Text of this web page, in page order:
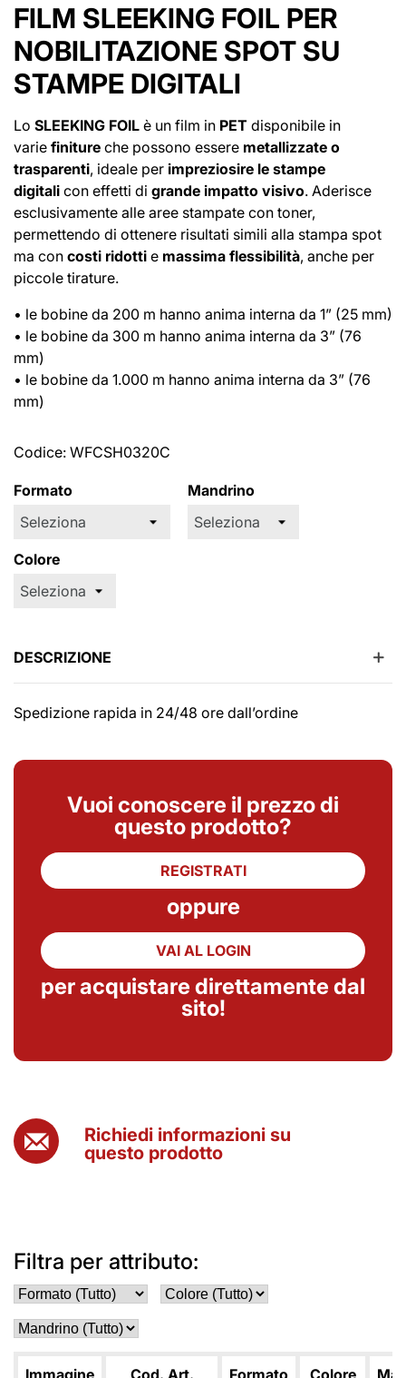
FILM SLEEKING FOIL PER
NOBILITAZIONE SPOT SU
STAMPE DIGITALI
Lo SLEEKING FOIL è un film in PET disponibile in
varie finiture che possono essere metallizzate o
trasparenti, ideale per impreziosire le stampe
digitali con effetti di grande impatto visivo. Aderisce
esclusivamente alle aree stampate con toner,
permettendo di ottenere risultati simili alla stampa spot
ma con costi ridotti e massima flessibilità, anche per
piccole tirature.
• le bobine da 200 m hanno anima interna da 1” (25 mm)
• le bobine da 300 m hanno anima interna da 3” (76
mm)
• le bobine da 1.000 m hanno anima interna da 3” (76
mm)
Codice: WFCSH0320C
Formato Mandrino
Colore
DESCRIZIONE
Spedizione rapida in 24/48 ore dall’ordine
Vuoi conoscere il prezzo di
questo prodotto?
REGISTRATI
oppure
VAI AL LOGIN
per acquistare direttamente dal
sito!
Richiedi informazioni su
questo prodotto
Filtra per attributo:
Immagine Cod. Art. Formato Colore